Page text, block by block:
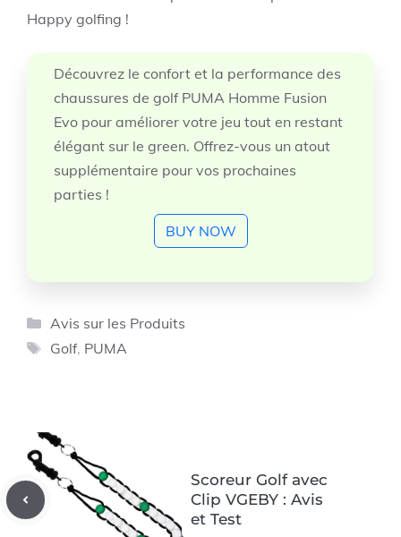
Happy golfing !
Découvrez le confort et la performance des
chaussures de golf PUMA Homme Fusion
Evo pour améliorer votre jeu tout en restant
élégant sur le green. Offrez-vous un atout
supplémentaire pour vos prochaines
parties !
BUY NOW
Catégories
Avis sur les Produits
Étiquettes
Golf, PUMA
Scoreur Golf avec
Clip VGEBY : Avis
et Test